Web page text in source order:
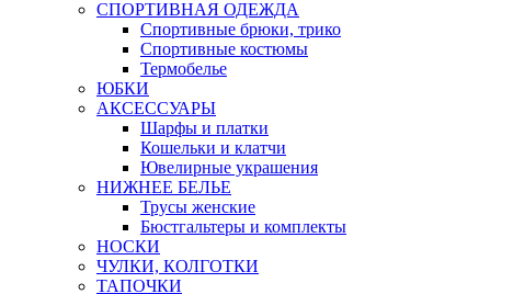
СПОРТИВНАЯ ОДЕЖДА
Спортивные брюки, трико
Спортивные костюмы
Термобелье
ЮБКИ
AКСЕССУАРЫ
Шарфы и платки
Кошельки и клатчи
Ювелирные украшения
НИЖНЕЕ БЕЛЬЕ
Трусы женские
Бюстгальтеры и комплекты
НОСКИ
ЧУЛКИ, КОЛГОТКИ
ТАПОЧКИ